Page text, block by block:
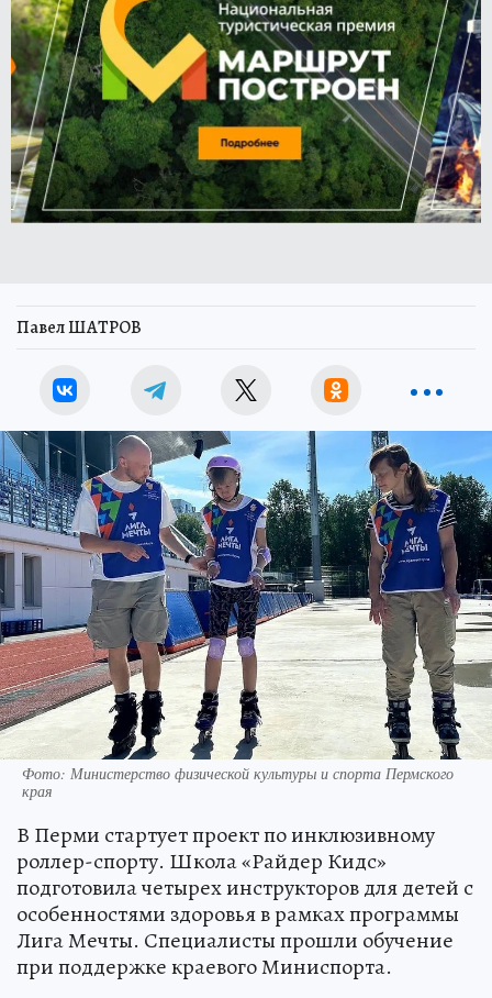
Павел ШАТРОВ
Фото: Министерство физической культуры и спорта Пермского
края
В Перми стартует проект по инклюзивному
роллер-спорту. Школа «Райдер Кидс»
подготовила четырех инструкторов для детей с
особенностями здоровья в рамках программы
Лига Мечты. Специалисты прошли обучение
при поддержке краевого Миниспорта.